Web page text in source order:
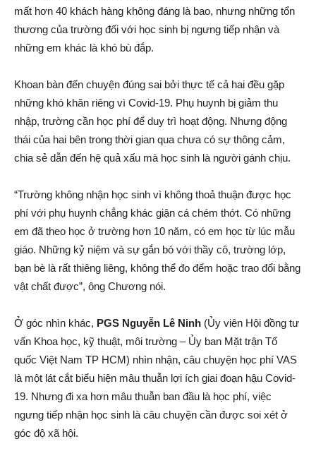
mất hơn 40 khách hàng không đáng là bao, nhưng những tổn
thương của trường đối với học sinh bị ngưng tiếp nhận và
những em khác là khó bù đắp.
Khoan bàn đến chuyện đúng sai bởi thực tế cả hai đều gặp
những khó khăn riêng vì Covid-19. Phụ huynh bị giảm thu
nhập, trường cần học phí để duy trì hoạt động. Nhưng động
thái của hai bên trong thời gian qua chưa có sự thông cảm,
chia sẻ dẫn đến hệ quả xấu mà học sinh là người gánh chịu.
“Trường không nhận học sinh vì không thoả thuận được học
phí với phụ huynh chẳng khác giận cá chém thớt. Có những
em đã theo học ở trường hơn 10 năm, có em học từ lúc mẫu
giáo. Những kỷ niệm và sự gắn bó với thầy cô, trường lớp,
bạn bè là rất thiêng liêng, không thể đo đếm hoặc trao đổi bằng
vật chất được”, ông Chương nói.
Ở góc nhìn khác, PGS Nguyễn Lê Ninh (Ủy viên Hội đồng tư
vấn Khoa học, kỹ thuật, môi trường – Ủy ban Mặt trận Tổ
quốc Việt Nam TP HCM) nhìn nhận, câu chuyện học phí VAS
là một lát cắt biểu hiện mâu thuẫn lợi ích giai đoạn hậu Covid-
19. Nhưng đi xa hơn mâu thuẫn ban đầu là học phí, việc
ngưng tiếp nhận học sinh là câu chuyện cần được soi xét ở
góc độ xã hội.